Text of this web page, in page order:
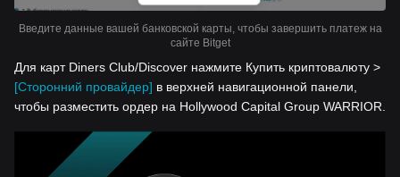
Введите данные вашей банковской карты, чтобы завершить платеж на
сайте Bitget
Для карт Diners Club/Discover нажмите Купить криптовалюту >
[Сторонний провайдер] в верхней навигационной панели,
чтобы разместить ордер на Hollywood Capital Group WARRIOR.